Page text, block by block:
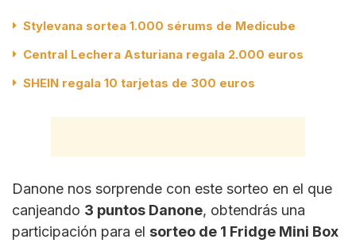
Stylevana sortea 1.000 sérums de Medicube
Central Lechera Asturiana regala 2.000 euros
SHEIN regala 10 tarjetas de 300 euros
Danone nos sorprende con este sorteo en el que
canjeando 3 puntos Danone, obtendrás una
participación para el sorteo de 1 Fridge Mini Box